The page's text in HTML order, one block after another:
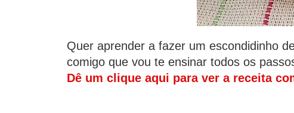
Quer aprender a fazer um escondidinho
comigo que vou te ensinar todos os
Dê um clique aqui para ver a receita